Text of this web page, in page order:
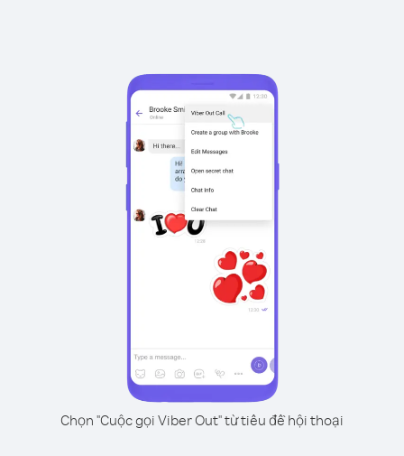
Chọn "Cuộc gọi Viber Out" từ tiêu đề hội thoại